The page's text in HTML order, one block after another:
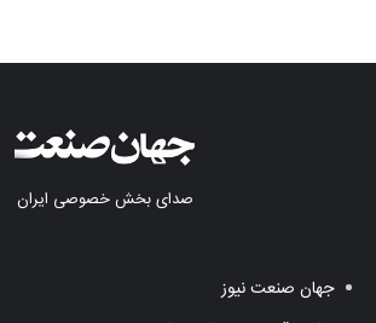
صدای بخش خصوصی ایران
جهان صنعت نیوز